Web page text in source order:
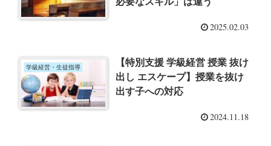
2025.02.03
学級経営・生徒指導
【特別支援 学級経営 授業 抜け
出し エスケープ】授業を抜け
出す子への対応
2024.11.18